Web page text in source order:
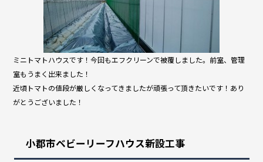
ミニトマトハウスです！今回もエフクリーンで被覆しました。前室、管理
室もうまく出来ました！
近頃トマトの値段が厳しくなってきましたが頑張って頂きたいです！あり
がとうございました！
小郡市ベビーリーフハウス新設工事